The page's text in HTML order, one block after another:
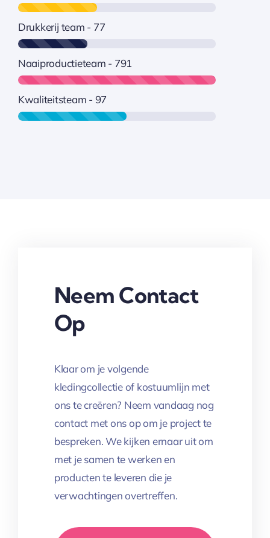
Drukkerij team - 77
Naaiproductieteam - 791
Kwaliteitsteam - 97
Neem Contact
Op
Klaar om je volgende
kledingcollectie of kostuumlijn met
ons te creëren? Neem vandaag nog
contact met ons op om je project te
bespreken. We kijken ernaar uit om
met je samen te werken en
producten te leveren die je
verwachtingen overtreffen.